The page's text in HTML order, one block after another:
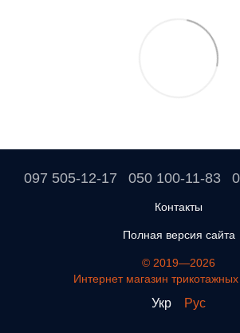
097 505-12-17 050 100-11-83
Контакты
Полная версия сайта
© 2019—2026
Интернет магазин
Укр Рус